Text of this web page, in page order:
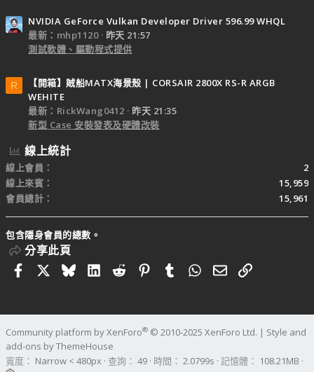
NVIDIA GeForce Vulkan Developer Driver 596.99 WHQL
最新：mhp1120
昨天 21:57
測試軟體、驅動程式提供
R
【開箱】賊船MATX海景殼 | CORSAIR 2800X RS-R ARGB
WEHITE
最新：RickWang0412
昨天 21:35
新型 Case 安裝發表及硬體改裝
線上統計
線上會員
2
線上來賓
15,959
會員總計
15,961
包含隱身會員的總數。
分享此頁
FacebookBlueskyLinkedIn
RedditPinterestTumblrWhatsApp
電子郵件
連結
Community platform by XenForo® © 2010-2025 XenForo Ltd. | Style and
add-ons by ThemeHouse
寬度
查詢 49 時間 2.0799s 記憶體 108.21MB